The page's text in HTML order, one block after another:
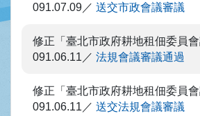
091.07.09
送交市政會議審議
修正「臺北市政府耕地租佃委員會
091.06.11
法規會議審議通過
修正「臺北市政府耕地租佃委員會
091.06.11
送交法規會議審議